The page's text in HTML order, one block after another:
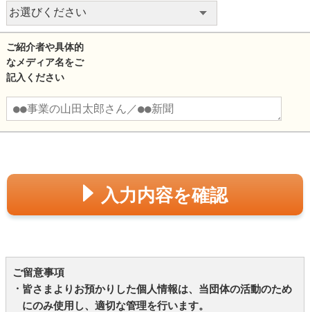
ご紹介者や具体的
なメディア名をご
記入ください
入力内容を確認
ご留意事項
皆さまよりお預かりした個人情報は、当団体の活動のため
にのみ使用し、適切な管理を行います。